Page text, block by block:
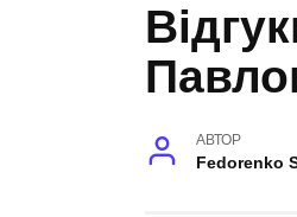
АВТОР
Fedorenko